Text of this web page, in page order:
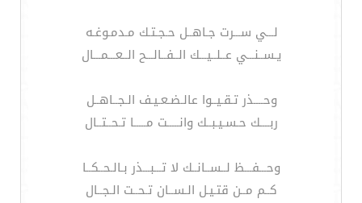
لـــي ســـرت جـاهــل حـجـتـك مـدمـوغـه
يـســنـــي عــلــيـــك الــفــالـــح الــعـــمـــال
وحــــذر تـقـيــوا عالـضـعـيـف الـجــاهــل
ربــــك حـسـيـبــك وانـــــت مـــــا تـحــتــال
وحـــفـــظ لــســانــك لا تـــبـــذر بـالـحــكــا
كــم مــن قتـيـل الـســان تـحــت الـجــال